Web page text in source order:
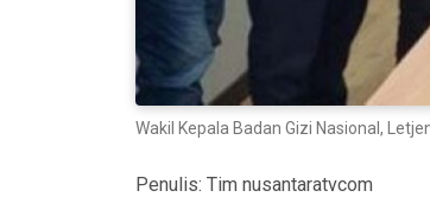
Wakil Kepala Badan Gizi Nasional,
Penulis: Tim nusantaratvcom